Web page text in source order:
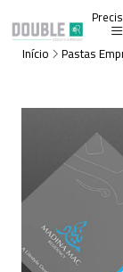
Início Pastas